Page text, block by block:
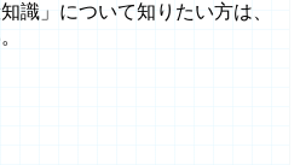
識」について知りたい方は、